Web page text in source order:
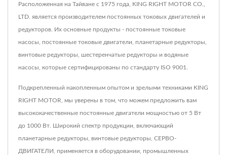
Расположенная на Тайване с 1975 года, KING RIGHT MOTOR CO.,
LTD. является производителем постоянных токовых двигателей и
редукторов. Их основные продукты - постоянные токовые
насосы, постоянные токовые двигатели, планетарные редукторы,
винтовые редукторы, шестеренчатые редукторы и водяные
насосы, которые сертифицированы по стандарту ISO 9001.
Подкрепленный накопленным опытом и зрелыми техниками KING
RIGHT MOTOR, мы уверены в том, что можем предложить вам
высококачественные постоянные двигатели мощностью от 5 Вт
до 1000 Вт. Широкий спектр продукции, включающий
планетарные редукторы, винтовые редукторы, СЕРВО-
ДВИГАТЕЛИ, применяется в оборудовании, промышленных